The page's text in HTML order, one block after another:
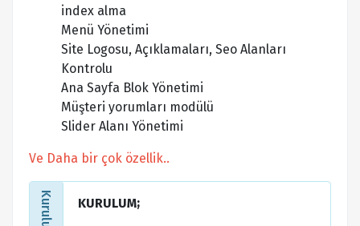
index alma
Menü Yönetimi
Site Logosu, Açıklamaları, Seo Alanları
Kontrolu
Ana Sayfa Blok Yönetimi
Müşteri yorumları modülü
Slider Alanı Yönetimi
Ve Daha bir çok özellik..
KURULUM;